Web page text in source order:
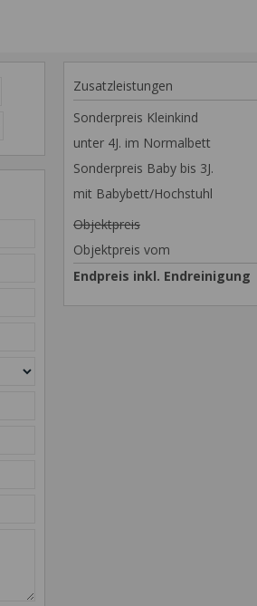
Zusatzleistungen
Sonderpreis Kleinkind
unter 4J. im Normalbett
Sonderpreis Baby bis 3J.
mit Babybett/Hochstuhl
Objektpreis
Objektpreis vom
Endpreis inkl. Endreinigung